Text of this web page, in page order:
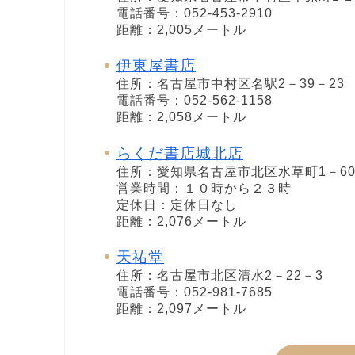
電話番号：052-453-2910
距離：2,005メートル
伊東屋書店
住所：名古屋市中村区名駅2－39－23
電話番号：052-562-1158
距離：2,058メートル
らくだ書店城北店
住所：愛知県名古屋市北区水草町1－60
営業時間：１０時から２３時
定休日：定休日なし
距離：2,076メートル
天祐堂
住所：名古屋市北区清水2－22－3
電話番号：052-981-7685
距離：2,097メートル